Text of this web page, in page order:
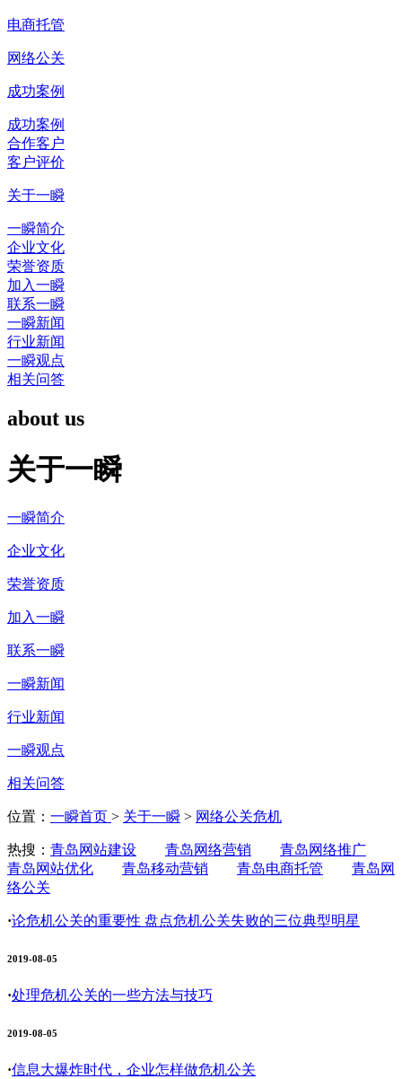
电商托管
网络公关
成功案例
成功案例
合作客户
客户评价
关于一瞬
一瞬简介
企业文化
荣誉资质
加入一瞬
联系一瞬
一瞬新闻
行业新闻
一瞬观点
相关问答
about us
关于一瞬
一瞬简介
企业文化
荣誉资质
加入一瞬
联系一瞬
一瞬新闻
行业新闻
一瞬观点
相关问答
位置： 一瞬首页 > 关于一瞬 > 网络公关危机
热搜： 青岛网站建设 青岛网络营销
青岛网络推广
青岛网站优化
青岛移动营销 青岛电商托管
青岛网
络公关
·论危机公关的重要性 盘点危机公关失败的三位典型明星
2019-08-05
·处理危机公关的一些方法与技巧
2019-08-05
·信息大爆炸时代，企业怎样做危机公关